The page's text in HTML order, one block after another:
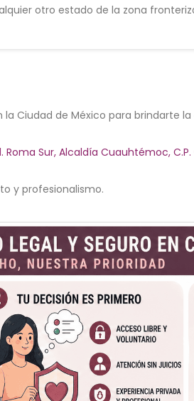
otro estado de la zona
Ciudad de México para brindarte
Sur, Alcaldía Cuauhtémoc, C.P.
y profesionalismo.